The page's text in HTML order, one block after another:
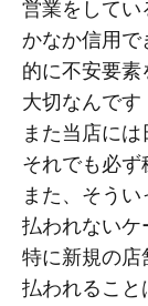
営業をしてい
かなか信用で
的に不安要
大切なんです
また当店には
それでも必ず
また、そう
払われないケ
特に新規の店
払われること